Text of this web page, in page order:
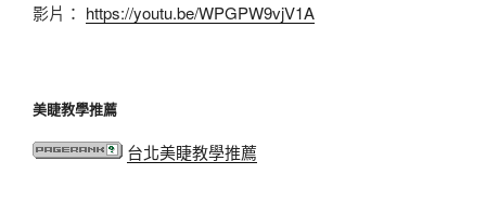
影片： https://youtu.be/WPGPW9vjV1A
美睫教學推薦
台北美睫教學推薦